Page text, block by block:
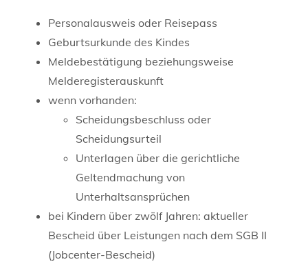
Personalausweis oder Reisepass
Geburtsurkunde des Kindes
Meldebestätigung beziehungsweise
Melderegisterauskunft
wenn vorhanden:
Scheidungsbeschluss oder
Scheidungsurteil
Unterlagen über die gerichtliche
Geltendmachung von
Unterhaltsansprüchen
bei Kindern über zwölf Jahren: aktueller
Bescheid über Leistungen nach dem SGB II
(Jobcenter-Bescheid)